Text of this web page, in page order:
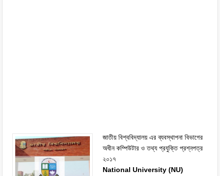
জাতীয় বিশ্ববিদ্যালয় এর ব্যবস্থাপনা বিভাগের
অধীন কম্পিউটার ও তথ্য প্রযুক্তি প্রশ্নপত্র
২০১৭
National University (NU)